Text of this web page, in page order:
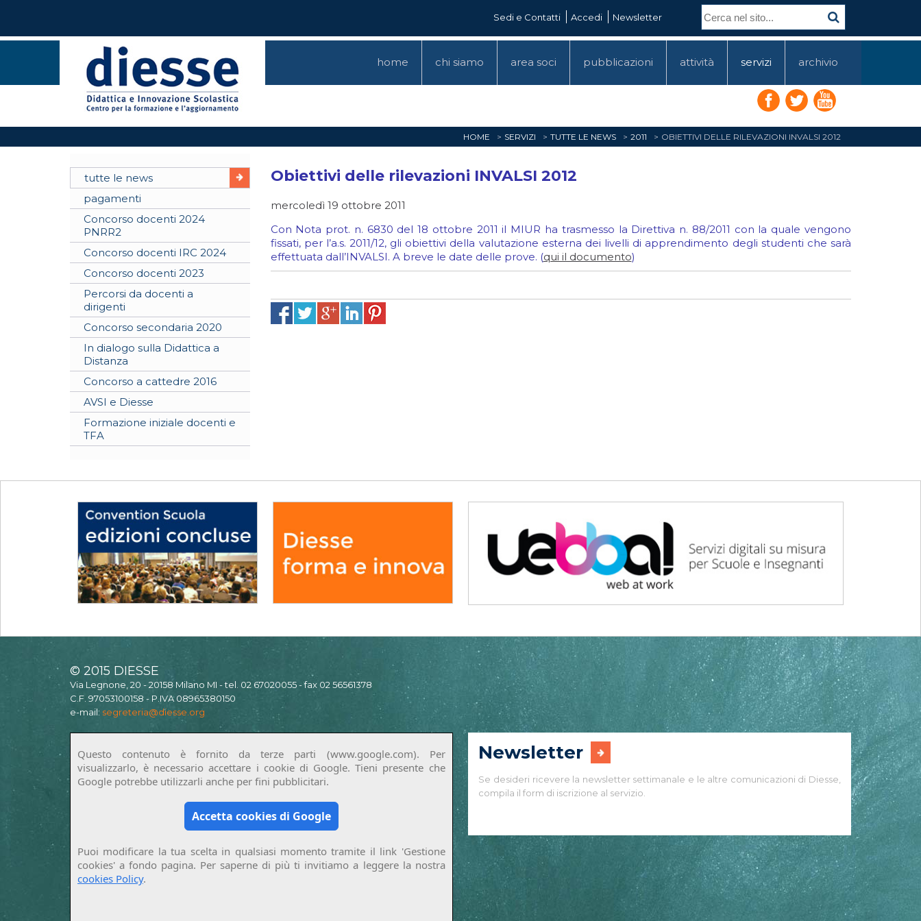
Sedi e Contatti Accedi Newsletter
home chi siamo area soci pubblicazioni attività servizi archivio
HOME SERVIZI TUTTE LE NEWS 2011 OBIETTIVI DELLE RILEVAZIONI INVALSI 2012
tutte le news
pagamenti
Concorso docenti 2024
PNRR2
Concorso docenti IRC 2024
Concorso docenti 2023
Percorsi da docenti a
dirigenti
Concorso secondaria 2020
In dialogo sulla Didattica a
Distanza
Concorso a cattedre 2016
AVSI e Diesse
Formazione iniziale docenti e
TFA
Obiettivi delle rilevazioni INVALSI 2012
mercoledì 19 ottobre 2011
Con Nota prot. n. 6830 del 18 ottobre 2011 il MIUR ha trasmesso la Direttiva n. 88/2011 con la quale vengono
fissati, per l’a.s. 2011/12, gli obiettivi della valutazione esterna dei livelli di apprendimento degli studenti che sarà
effettuata dall’INVALSI. A breve le date delle prove. (qui il documento)
© 2015 DIESSE
Via Legnone, 20 - 20158 Milano MI - tel. 02 67020055 - fax 02 56561378
C.F. 97053100158 - P.IVA 08965380150
e-mail: segreteria@diesse.org
Questo contenuto è fornito da terze parti (www.google.com). Per
visualizzarlo, è necessario accettare i cookie di Google. Tieni presente che
Google potrebbe utilizzarli anche per fini pubblicitari.
Accetta cookies di Google
Puoi modificare la tua scelta in qualsiasi momento tramite il link 'Gestione
cookies' a fondo pagina. Per saperne di più ti invitiamo a leggere la nostra
cookies Policy.
Newsletter
Se desideri ricevere la newsletter settimanale e le altre comunicazioni di Diesse,
compila il form di iscrizione al servizio.